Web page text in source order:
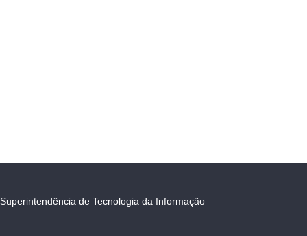
Superintendência de Tecnologia da Informação